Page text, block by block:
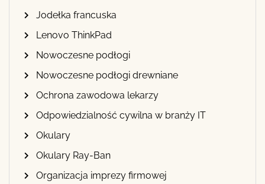
Jodełka francuska
Lenovo ThinkPad
Nowoczesne podłogi
Nowoczesne podłogi drewniane
Ochrona zawodowa lekarzy
Odpowiedzialność cywilna w branży IT
Okulary
Okulary Ray-Ban
Organizacja imprezy firmowej